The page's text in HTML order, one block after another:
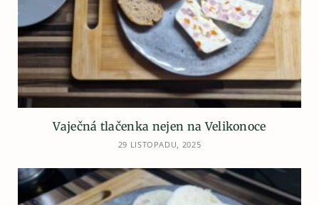
Vaječná tlačenka nejen na Velikonoce
29 LISTOPADU, 2025